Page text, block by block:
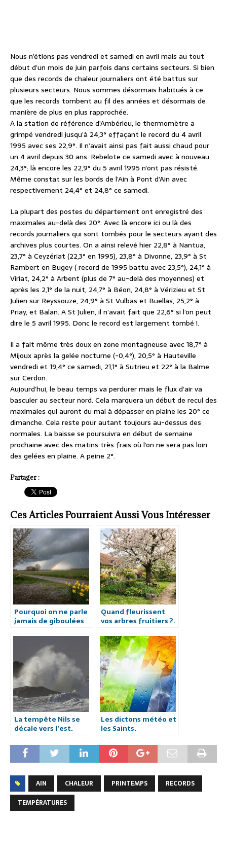
Nous n’étions pas vendredi et samedi en avril mais au tout
début d’un mois de juin parfois dans certains secteurs. Si bien
que des records de chaleur journaliers ont été battus sur
plusieurs secteurs. Nous sommes désormais habitués à ce
que les records tombent au fil des années et désormais de
manière de plus en plus rapprochée.
A la station de référence d’Ambérieu, le thermomètre a
grimpé vendredi jusqu’à 24,3° effaçant le record du 4 avril
1995 avec ses 22,9°. Il n’avait ainsi pas fait aussi chaud pour
un 4 avril depuis 30 ans. Rebelote ce samedi avec à nouveau
24,3°; là encore les 22,9° du 5 avril 1995 n’ont pas résisté.
Même constat sur les bords de l’Ain à Pont d’Ain avec
respectivement 24,4° et 24,8° ce samedi.
La plupart des postes du département ont enregistré des
maximales au-delà des 20°. Avec là encore ici ou là des
records journaliers qui sont tombés pour le secteurs ayant des
archives plus courtes. On a ainsi relevé hier 22,8° à Nantua,
23,7° à Ceyzériat (22,3° en 1995), 23,8° à Divonne, 23,9° à St
Rambert en Bugey ( record de 1995 battu avec 23,5°), 24,1° à
Viriat, 24,2° à Arbent (plus de 7° au-delà des moyennes) et
après les 2,1° de la nuit, 24,7° à Béon, 24,8° à Vérizieu et St
Julien sur Reyssouze, 24,9° à St Vulbas et Buellas, 25,2° à
Priay, et Balan. A St Julien, il n’avait fait que 22,6° si l’on peut
dire le 5 avril 1995. Donc le record est largement tombé !.
Il a fait même très doux en zone montagneuse avec 18,7° à
Mijoux après la gelée nocturne (-0,4°), 20,5° à Hauteville
vendredi et 19,4° ce samedi, 21,1° à Sutrieu et 22° à la Balme
sur Cerdon.
Aujourd’hui, le beau temps va perdurer mais le flux d’air va
basculer au secteur nord. Cela marquera un début de recul des
maximales qui auront du mal à dépasser en plaine les 20° ce
dimanche. Cela reste pour autant toujours au-dessus des
normales. La baisse se poursuivra en début de semaine
prochaine avec des matins très frais où l’on ne sera pas loin
des gelées en plaine. A peine 2°.
Partager :
Ces Articles Pourraient Aussi Vous Intéresser
Pourquoi on ne parle
jamais de giboulées
Quand fleurissent
vos arbres fruitiers ?.
floraison précis pour
planter, tailler et
récolter
La tempête Nils se
décale vers l’est.
Les dictons météo et
les Saints.
AIN CHALEUR PRINTEMPS
RECORDS
TEMPÉRATURES